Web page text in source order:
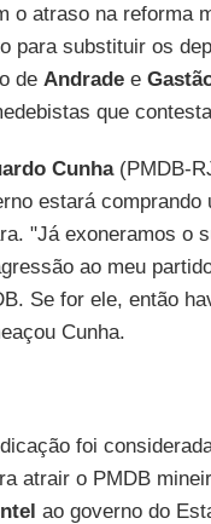
o atraso na reforma
para substituir os
de Andradee
que
Cunha(PMDB-
estará
"Já exoneramos o
ao meu
Se for ele, então
Cunha.
foi
atrair o PMDB
ao governo do